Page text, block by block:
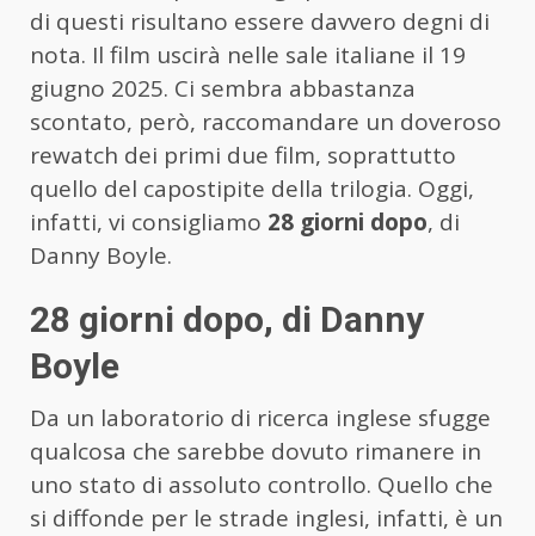
di questi risultano essere davvero degni di
nota. Il film uscirà nelle sale italiane il 19
giugno 2025. Ci sembra abbastanza
scontato, però, raccomandare un doveroso
rewatch dei primi due film, soprattutto
quello del capostipite della trilogia. Oggi,
infatti, vi consigliamo 28 giorni dopo, di
Danny Boyle.
28 giorni dopo, di Danny
Boyle
Da un laboratorio di ricerca inglese sfugge
qualcosa che sarebbe dovuto rimanere in
uno stato di assoluto controllo. Quello che
si diffonde per le strade inglesi, infatti, è un